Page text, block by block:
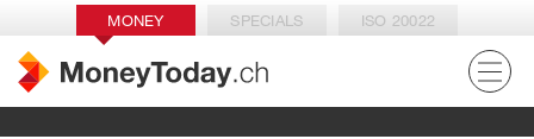
MONEY SPECIALS ISO 20022